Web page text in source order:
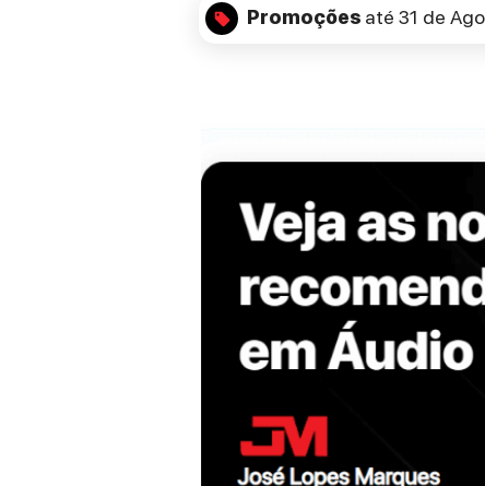
Promoções até 31 de